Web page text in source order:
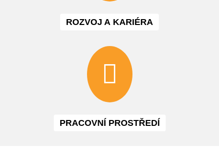
ROZVOJ A KARIÉRA
PRACOVNÍ PROSTŘEDÍ